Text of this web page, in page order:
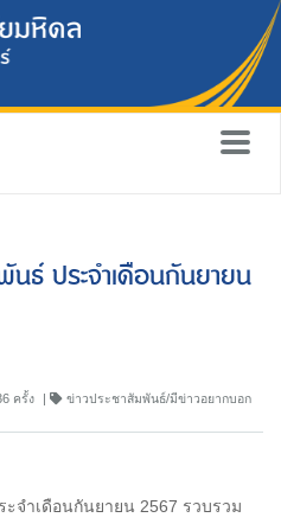
นธ์ ประจำเดือนกันยายน
ครั้ง ข่าวประชาสัมพันธ์/มีข่าวอยากบอก
จำเดือนกันยายน 2567 รวบรวม